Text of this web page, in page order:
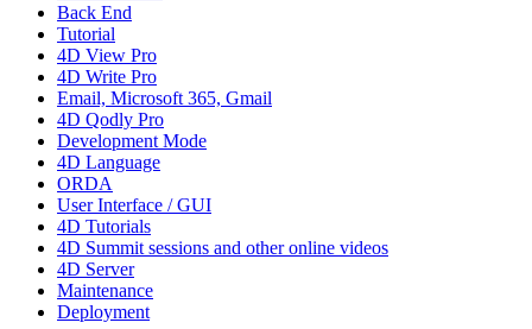
Back End
Tutorial
4D View Pro
4D Write Pro
Email, Microsoft 365, Gmail
4D Qodly Pro
Development Mode
4D Language
ORDA
User Interface / GUI
4D Tutorials
4D Summit sessions and other online videos
4D Server
Maintenance
Deployment